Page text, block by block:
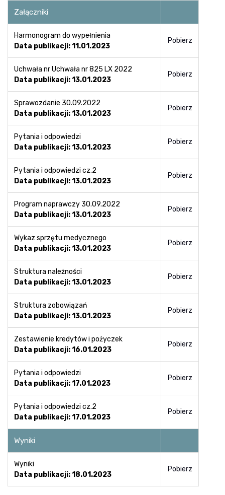
Załączniki
Harmonogram do wypełnienia
Data publikacji: 11.01.2023
Pobierz
Uchwała nr Uchwała nr 825 LX 2022
Data publikacji: 13.01.2023
Pobierz
Sprawozdanie 30.09.2022
Data publikacji: 13.01.2023
Pobierz
Pytania i odpowiedzi
Data publikacji: 13.01.2023
Pobierz
Pytania i odpowiedzi cz.2
Data publikacji: 13.01.2023
Pobierz
Program naprawczy 30.09.2022
Data publikacji: 13.01.2023
Pobierz
Wykaz sprzętu medycznego
Data publikacji: 13.01.2023
Pobierz
Struktura należności
Data publikacji: 13.01.2023
Pobierz
Struktura zobowiązań
Data publikacji: 13.01.2023
Pobierz
Zestawienie kredytów i pożyczek
Data publikacji: 16.01.2023
Pobierz
Pytania i odpowiedzi
Data publikacji: 17.01.2023
Pobierz
Pytania i odpowiedzi cz.2
Data publikacji: 17.01.2023
Pobierz
Wyniki
Wyniki
Data publikacji: 18.01.2023
Pobierz